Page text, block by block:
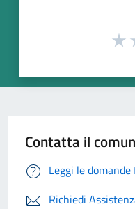
Contatta il
Leggi le
Richiedi